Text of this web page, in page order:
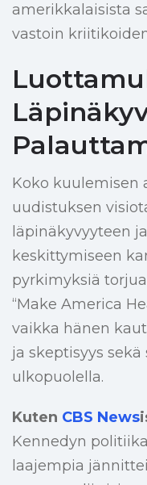
amerikkalaisista
vastoin
Koko kuulemisen
uudistuksen
läpinäkyvyyteen
keskittymiseen
pyrkimyksiä
“Make America
vaikka hänen
ja skeptisyys
ulkopuolella.
Kuten CBS News
Kennedyn
laajempia